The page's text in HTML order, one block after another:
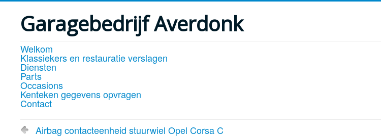
Garagebedrijf Averdonk
Welkom
Klassiekers en restauratie verslagen
Diensten
Parts
Occasions
Kenteken gegevens opvragen
Contact
Airbag contacteenheid stuurwiel Opel Corsa C